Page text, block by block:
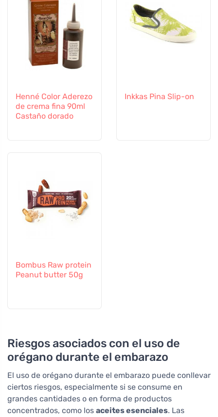
Henné Color Aderezo
de crema fina 90ml
Castaño dorado
Inkkas Pina Slip-on
Bombus Raw protein
Peanut butter 50g
Riesgos asociados con el uso de
orégano durante el embarazo
El uso de orégano durante el embarazo puede conllevar
ciertos riesgos, especialmente si se consume en
grandes cantidades o en forma de productos
concentrados, como los aceites esenciales. Las